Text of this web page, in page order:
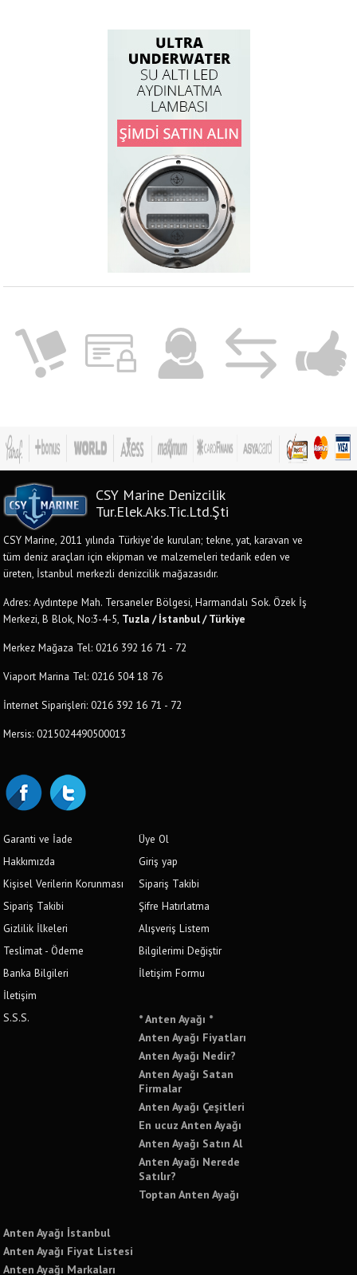
CSY Marine Denizcilik
Tur.Elek.Aks.Tic.Ltd.Şti
CSY Marine, 2011 yılında Türkiye'de kurulan; tekne, yat, karavan ve
tüm deniz araçları için ekipman ve malzemeleri tedarik eden ve
üreten, İstanbul merkezli denizcilik mağazasıdır.
Adres: Aydıntepe Mah. Tersaneler Bölgesi, Harmandalı Sok. Özek İş
Merkezi, B Blok, No:3-4-5, Tuzla / İstanbul / Türkiye
Merkez Mağaza Tel: 0216 392 16 71 - 72
Viaport Marina Tel: 0216 504 18 76
İnternet Siparişleri: 0216 392 16 71 - 72
Mersis: 0215024490500013
Garanti ve İade
Hakkımızda
Kişisel Verilerin Korunması
Sipariş Takibi
Gizlilik İlkeleri
Teslimat - Ödeme
Banka Bilgileri
İletişim
S.S.S.
Üye Ol
Giriş yap
Sipariş Takibi
Şifre Hatırlatma
Alışveriş Listem
Bilgilerimi Değiştir
İletişim Formu
* Anten Ayağı *
Anten Ayağı Fiyatları
Anten Ayağı Nedir?
Anten Ayağı Satan
Firmalar
Anten Ayağı Çeşitleri
En ucuz Anten Ayağı
Anten Ayağı Satın Al
Anten Ayağı Nerede
Satılır?
Toptan Anten Ayağı
Anten Ayağı İstanbul
Anten Ayağı Fiyat Listesi
Anten Ayağı Markaları